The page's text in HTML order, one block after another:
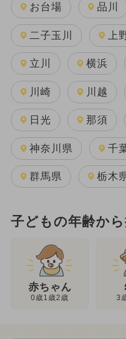
お台場 品川
二子玉川 上
立川 横浜
川崎 川越
日光 那須
神奈川県 千
群馬県 栃木
子どもの年齢か
赤ちゃん
0歳1歳2歳 3